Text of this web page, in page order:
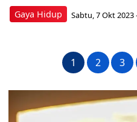
Gaya Hidup Sabtu, 7 Okt 2023
1 2 3